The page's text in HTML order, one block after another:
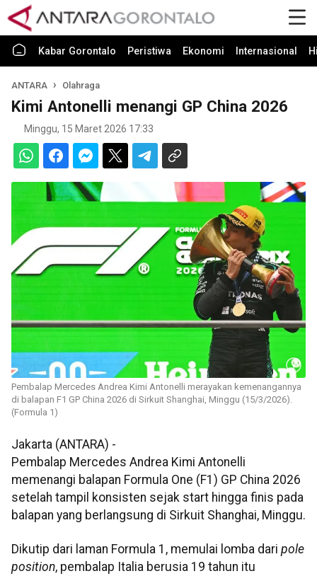
Kabar Gorontalo Peristiwa Ekonomi Internasional
ANTARA Olahraga
Kimi Antonelli menangi GP China 2026
Minggu, 15 Maret 2026 17:33
Pembalap Mercedes Andrea Kimi Antonelli merayakan kemenangannya
di balapan F1 GP China 2026 di Sirkuit Shanghai, Minggu (15/3/2026).
(Formula 1)
Jakarta (ANTARA) -
Pembalap Mercedes Andrea Kimi Antonelli
memenangi balapan Formula One (F1) GP China 2026
setelah tampil konsisten sejak start hingga finis pada
balapan yang berlangsung di Sirkuit Shanghai, Minggu.
Dikutip dari laman Formula 1, memulai lomba dari pole
position, pembalap Italia berusia 19 tahun itu